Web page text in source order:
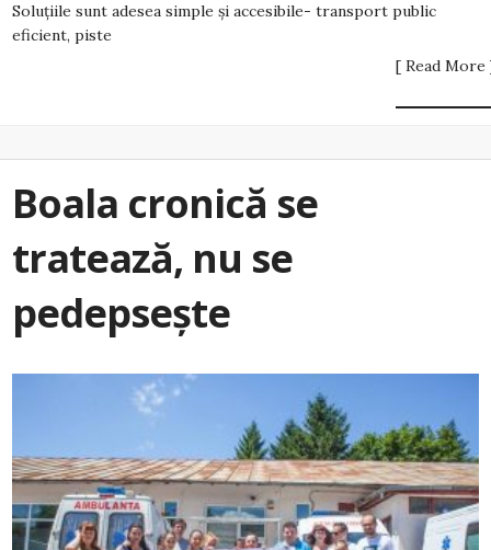
Soluțiile sunt adesea simple și accesibile- transport public
eficient, piste
[ Read More
Boala cronică se
tratează, nu se
pedepsește